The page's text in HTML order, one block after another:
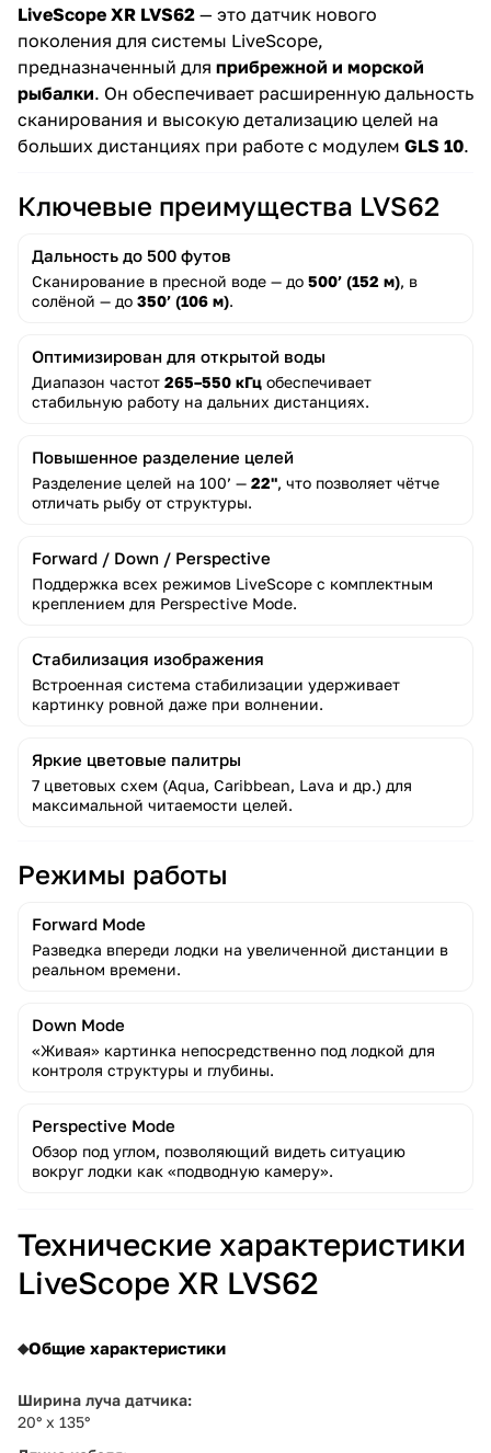
LiveScope XR LVS62 — это датчик нового
поколения для системы LiveScope,
предназначенный для прибрежной и морской
рыбалки. Он обеспечивает расширенную дальность
сканирования и высокую детализацию целей на
больших дистанциях при работе с модулем GLS 10.
Ключевые преимущества LVS62
Дальность до 500 футов
Сканирование в пресной воде — до 500’ (152 м), в
солёной — до 350’ (106 м).
Оптимизирован для открытой воды
Диапазон частот 265–550 кГц обеспечивает
стабильную работу на дальних дистанциях.
Повышенное разделение целей
Разделение целей на 100’ — 22", что позволяет чётче
отличать рыбу от структуры.
Forward / Down / Perspective
Поддержка всех режимов LiveScope с комплектным
креплением для Perspective Mode.
Стабилизация изображения
Встроенная система стабилизации удерживает
картинку ровной даже при волнении.
Яркие цветовые палитры
7 цветовых схем (Aqua, Caribbean, Lava и др.) для
максимальной читаемости целей.
Режимы работы
Forward Mode
Разведка впереди лодки на увеличенной дистанции в
реальном времени.
Down Mode
«Живая» картинка непосредственно под лодкой для
контроля структуры и глубины.
Perspective Mode
Обзор под углом, позволяющий видеть ситуацию
вокруг лодки как «подводную камеру».
Технические характеристики
LiveScope XR LVS62
Общие характеристики
Ширина луча датчика:
20° x 135°